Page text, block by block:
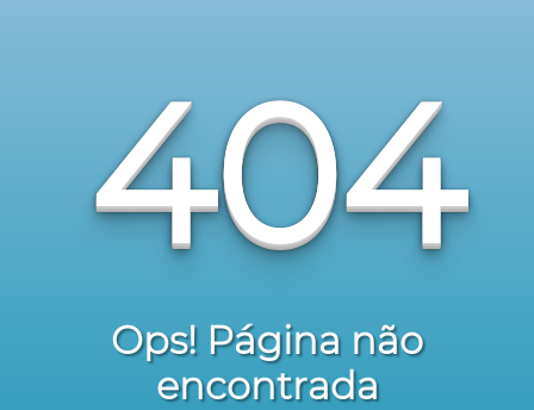
404
Ops! Página não
encontrada